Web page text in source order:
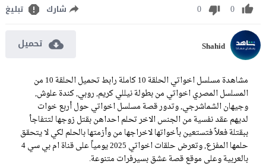
0
0 شارك تبليغ
Shahid تحميل
مشاهدة مسلسل اخواتي الحلقة 10 كاملة رابط تحميل الحلقة 10 من
المسلسل المصري اخواتي من بطولة نيللي كريم, روبي, كندة علوش,
وجيهان الشماشرجي, وتدور قصة مسلسل اخواتي حول أربع خوات
لديهم عقد نفسية من الجنس الاخر تحلم احداهن بقتل زوجها لتتفاجأ
ببقتلة فعلاً فتستعين بأخواتها لاخراجها من وأزمتها بالحلم لكي لا يتحقق
حلمها المفزع, وتعرض حلقات اخواتي 2025 يومياً على قناة ام بي سي 4
بالعربية وعلى موقع قصة عشق بسيرفرات متنوعة.